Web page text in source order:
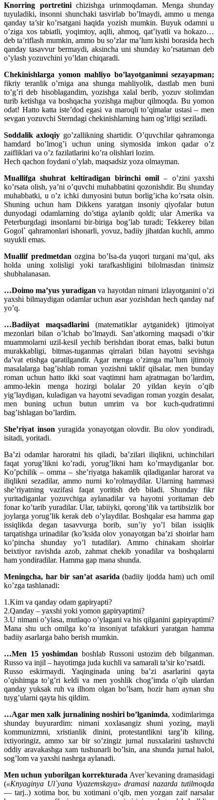
Knorring portretinichizishga urinmoqdaman. Menga shunday
tuyuladiki, insonni shunchaki tasvirlab bo’lmaydi, ammo u menga
qanday ta’sir ko’rsatgani haqida yozish mumkin. Buyuk odamni u
o’ziga xos tabiatli, yoqimtoy, aqlli, ahmoq, qat’iyatli va hokazo…
deb ta’riflash mumkin, ammo bu so’zlar ma’lum kishi borasida hech
qanday tasavvur bermaydi, aksincha uni shunday ko’rsataman deb
o’ylash yozuvchini yo’ldan chiqaradi.
Chekinishlarga yomon mahliyo bo’layotganimni sezayapman;
fikriy teranlik o’rniga ana shunga mahliyolik, dastlab men buni
to’g’ri deb hisoblagandim, yozishga xalal berib, yozuv stolimdan
turib ketishga va boshqacha yozishga majbur qilmoqda. Bu yomon
odat! Hatto katta iste’dod egasi va maroqli to’qimalar ustasi – men
sevgan yozuvchi Sterndagi chekinishlarning ham og’irligi seziladi.
Soddalik axloqiy go’zallikning shartidir. O’quvchilar qahramonga
hamdard bo’lmog’i uchun uning siymosida imkon qadar o’z
zaifliklari va o’z fazilatlarini ko’ra olishlari lozim.
Hech qachon foydani o’ylab, maqsadsiz yoza olmayman.
Muallifga shuhrat keltiradigan birinchi omil – o’zini yaxshi
ko’rsata olish, ya’ni o’quvchi muhabbatini qozonishdir. Bu shunday
muhabbatki, u o’z ichki dunyosini butun borlig’icha ko’rsata olsin.
Shuning uchun ham Dikkens yaratgan insoniy qiyofalar butun
dunyodagi odamlarning do’stiga aylanib qoldi; ular Amerika va
Peterburgdagi insonlarni bir-biriga bog’lab turadi; Tekkerey bilan
Gogol` qahramonlari ishonarli, yovuz, badiiy jihatdan kuchli, ammo
suyukli emas.
Muallif predmetdan ozgina bo’lsa-da yuqori turgani ma’qul, aks
holda uning xolisligi yoki tarafkashligini bilolmasdan tinimsiz
shubhalanasan.
…Doimo ma’yus yuradigan va hayotdan nimani izlayotganini o’zi
yaxshi bilmaydigan odamlar uchun asar yozishdan hech qanday naf
yo’q.
…Badiiyat maqsadlarini(matematiklar aytganidek) ijtimoiyat
mezonlari bilan o’lchab bo’lmaydi. San’atkorning maqsadi o’tkir
muammolarni uzil-kesil yechib berishdan iborat emas, balki butun
murakkabligi, bitmas-tuganmas qirralari bilan hayotni sevishga
da’vat etishga qaratilgandir. Agar menga o’zimga ma’lum ijtimoiy
masalalarga bag’ishlab roman yozishni taklif qilsalar, men bunday
roman uchun hatto ikki soat vaqtimni ham ajratmagan bo’lardim,
ammo-lekin menga hozirgi bolalar 20 yildan keyin o’qib
yig’laydigan, kuladigan va hayotni sevadigan roman yozgin desalar,
men buning uchun butun umrim va bor kuch-qudratimni
bag’ishlagan bo’lardim.
She’riyat inson yuragida yonayotgan olovdir. Bu olov yondiradi,
isitadi, yoritadi.
Ba’zi odamlar haroratni his qiladi, ba’zilari iliqlikni, uchinchilari
faqat yorug’likni ko’radi, yorug’likni ham ko’rmaydiganlar bor.
Ko’pchilik – omma – she’riyatga hakamlik qiladiganlar harorat va
iliqlikni sezadilar, ammo nurni ko’rolmaydilar. Ularning hammasi
she’riyatning vazifasi faqat yoritish deb biladi. Shunday fikr
yuritadiganlar yozuvchiga aylanadilar va hayotni yoritaman deb
fonar ko’tarib yuradilar. Ular, tabiiyki, qorong’ilik va tartibsizlik bor
joylarga yorug’lik kerak deb o’ylaydilar. Boshqalar esa hamma gap
issiqlikda degan tasavvurga borib, sun’iy yo’l bilan issiqlik
tarqatishga urinadilar (ko’ksida olov yonayotgan ba’zi shoirlar ham
ko’pincha shunday yo’l tutadilar). Ammo chinakam shoirlar
beixtiyor ravishda azob, zahmat chekib yonadilar va boshqalarni
ham yondiradilar. Hamma gap mana shunda.
Meningcha, har bir san’at asarida (badiiy ijodda ham) uch omil
ko’zga tashlanadi:
1.Kim va qanday odam gapiryapti?
2.Qanday – yaxshi yoki yomon gapiryaptimi?
3.U nimani o’ylasa, mutlaqo o’ylagani va his qilganini gapiryaptimi?
Mana shu uch omilga ko’ra insoniyat tafakkuri yaratgan hamma
badiiy asarlarga baho berish mumkin.
…Men 15 yoshimdan boshlab Russoni ustozim deb bilganman.
Russo va injil – hayotimga juda kuchli va samarali ta’sir ko’rsatdi.
Russo eskirmaydi. Yaqinginada uning ba’zi asarlarini qayta
o’qishimga to’g’ri keldi va men yoshlik chog’imda o’qib ulardan
qanday yuksak ruh va ilhom olgan bo’lsam, hozir ham aynan shu
tuyg’ularni qayta his qildim.
…Agar men xalk jurnalining noshiri bo’lganimda, xodimlarimga
shunday buyurardim: nimani xoxlasangiz shuni yozing, mayli
kommunizmni, xristianlik dinini, protestantlikni targ’ib kiling,
ixtiyoringiz, ammo xar bir so’zingiz jurnal nusxalarini tashuvchi
oddiy aravakashga xam tushunarli bo’lsin, ana shunda jurnal halol,
sog’lom va yaxshi nashrga aylanadi.
Men uchun yuborilgan korrekturada Aver`kevaning dramasidagi
(«Knyaginya Ul`yana Vyazemskaya» dramasi nazarda tutilmoqda
— tarj..) xotima bor, bu xotimani o’qib, men yozgan zaif narsalar